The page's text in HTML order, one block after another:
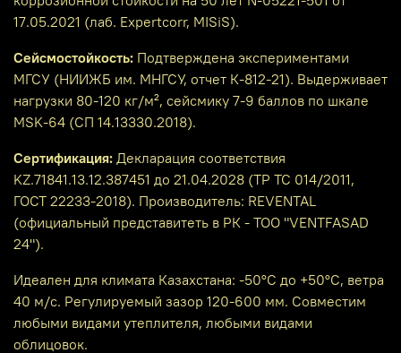
17.05.2021 (лаб. Expertcorr, MISiS).
Сейсмостойкость: Подтверждена экспериментами
МГСУ (НИИЖБ им. МНГСУ, отчет К-812-21). Выдерживает
нагрузки 80-120 кг/м², сейсмику 7-9 баллов по шкале
MSK-64 (СП 14.13330.2018).
Сертификация: Декларация соответствия
KZ.71841.13.12.387451 до 21.04.2028 (ТР ТС 014/2011,
ГОСТ 22233-2018). Производитель: REVENTAL
(официальный представитеть в РК - ТОО "VENTFASAD
24").
Идеален для климата Казахстана: -50°C до +50°C, ветра
40 м/с. Регулируемый зазор 120-600 мм. Совместим
любыми видами утеплителя, любыми видами
облицовок.